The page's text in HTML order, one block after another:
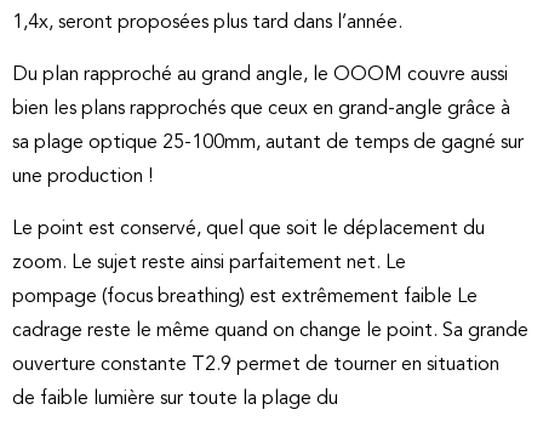
1,4x, seront proposées plus tard dans l’année.
Du plan rapproché au grand angle, le OOOM couvre aussi
bien les plans rapprochés que ceux en grand-angle grâce à
sa plage optique 25-100mm, autant de temps de gagné sur
une production !
Le point est conservé, quel que soit le déplacement du
zoom. Le sujet reste ainsi parfaitement net. Le
pompage (focus breathing) est extrêmement faible Le
cadrage reste le même quand on change le point. Sa grande
ouverture constante T2.9 permet de tourner en situation
de faible lumière sur toute la plage du